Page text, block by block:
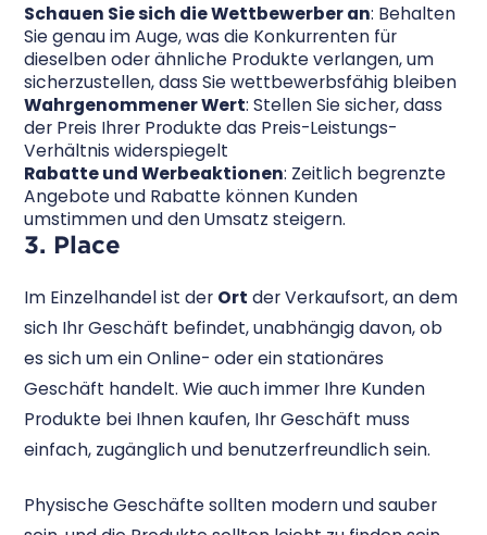
Schauen Sie sich die Wettbewerber an: Behalten
Sie genau im Auge, was die Konkurrenten für
dieselben oder ähnliche Produkte verlangen, um
sicherzustellen, dass Sie wettbewerbsfähig bleiben
Wahrgenommener Wert: Stellen Sie sicher, dass
der Preis Ihrer Produkte das Preis-Leistungs-
Verhältnis widerspiegelt
Rabatte und Werbeaktionen: Zeitlich begrenzte
Angebote und Rabatte können Kunden
umstimmen und den Umsatz steigern.
3. Place
Im Einzelhandel ist der Ort der Verkaufsort, an dem
sich Ihr Geschäft befindet, unabhängig davon, ob
es sich um ein Online- oder ein stationäres
Geschäft handelt. Wie auch immer Ihre Kunden
Produkte bei Ihnen kaufen, Ihr Geschäft muss
einfach, zugänglich und benutzerfreundlich sein.
Physische Geschäfte sollten modern und sauber